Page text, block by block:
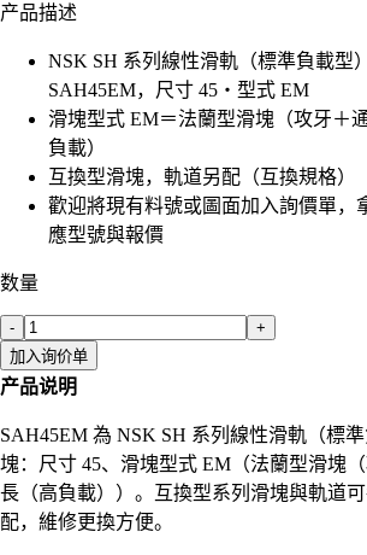
产品描述
NSK SH 系列線性滑軌（標準負載型
SAH45EM，尺寸 45・型式 EM
滑塊型式 EM＝法蘭型滑塊（攻牙＋
負載）
互換型滑塊，軌道另配（互換規格）
歡迎將現有料號或圖面加入詢價單，
應型號與報價
数量
-
+
加入询价单
产品说明
SAH45EM 為 NSK SH 系列線性滑軌（標
塊：尺寸 45、滑塊型式 EM（法蘭型滑塊
長（高負載））。互換型系列滑塊與軌道
配，維修更換方便。